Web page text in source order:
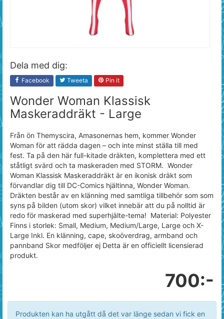
Dela med dig:
Facebook Tweeta Pin it
Wonder Woman Klassisk
Maskeraddräkt - Large
Från ön Themyscira, Amasonernas hem, kommer Wonder
Woman för att rädda dagen – och inte minst ställa till med
fest. Ta på den här full-kitade dräkten, komplettera med ett
ståtligt svärd och ta maskeraden med STORM. Wonder
Woman Klassisk Maskeraddräkt är en ikonisk dräkt som
förvandlar dig till DC-Comics hjältinna, Wonder Woman.
Dräkten består av en klänning med samtliga tillbehör som som
syns på bilden (utom skor) vilket innebär att du på nolltid är
redo för maskerad med superhjälte-tema! Material: Polyester
Finns i storlek: Small, Medium, Medium/Large, Large och X-
Large Inkl. En klänning, cape, skoöverdrag, armband och
pannband Skor medföljer ej Detta är en officiellt licensierad
produkt.
700:-
Produkten kan ha utgått då det var länge sedan vi fick en